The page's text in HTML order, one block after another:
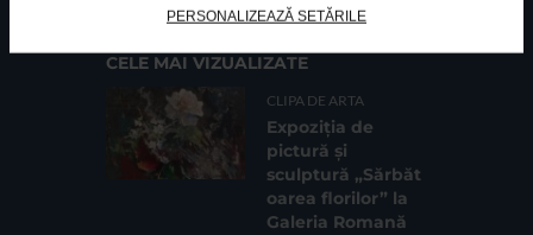
PERSONALIZEAZĂ SETĂRILE
CELE MAI VIZUALIZATE
CLIPA DE ARTA
Expoziția de
pictură și
sculptură „Sărbăt
oarea florilor” la
Galeria Romană